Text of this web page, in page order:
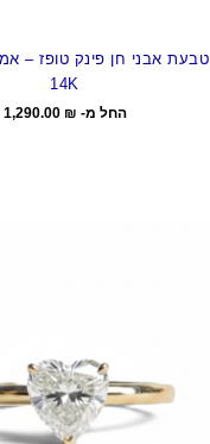
טבעת אבני חן פינק טופז –
14K
החל מ- 1,290.00 ₪